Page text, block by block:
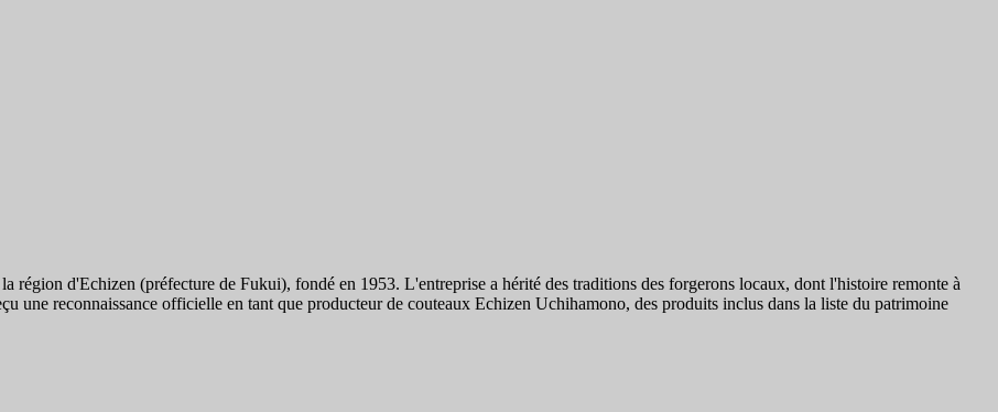
région d'Echizen (préfecture de Fukui), fondé en 1953. L'entreprise a hérité des traditions des forgerons locaux, dont l'histoire remonte à
une reconnaissance officielle en tant que producteur de couteaux Echizen Uchihamono, des produits inclus dans la liste du patrimoine